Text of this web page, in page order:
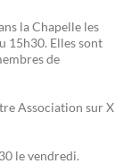
la Chapelle les
15h30. Elles sont
de
Association sur X
le vendredi.